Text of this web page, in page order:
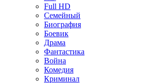
Full HD
Семейный
Биография
Боевик
Драма
Фантастика
Война
Комедия
Криминал